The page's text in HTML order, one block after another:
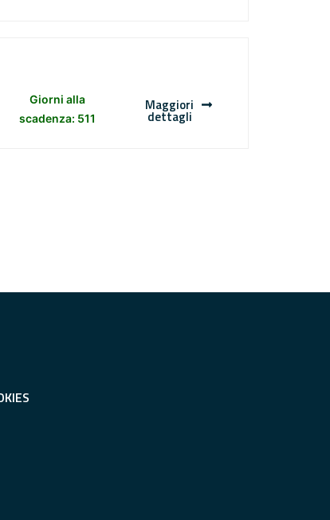
Giorni alla
scadenza: 511
Maggiori
dettagli